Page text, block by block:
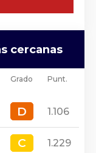
cercanas
Grado Punt.
D
D 1.106
C
C 1.229